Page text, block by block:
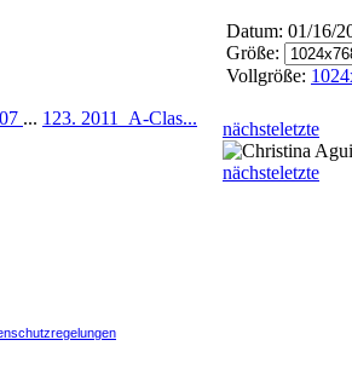
... 123. 2011_A-Clas...
Datum: 01/16/
Größe:
Vollgröße:
nächsteletzte
nächsteletzte